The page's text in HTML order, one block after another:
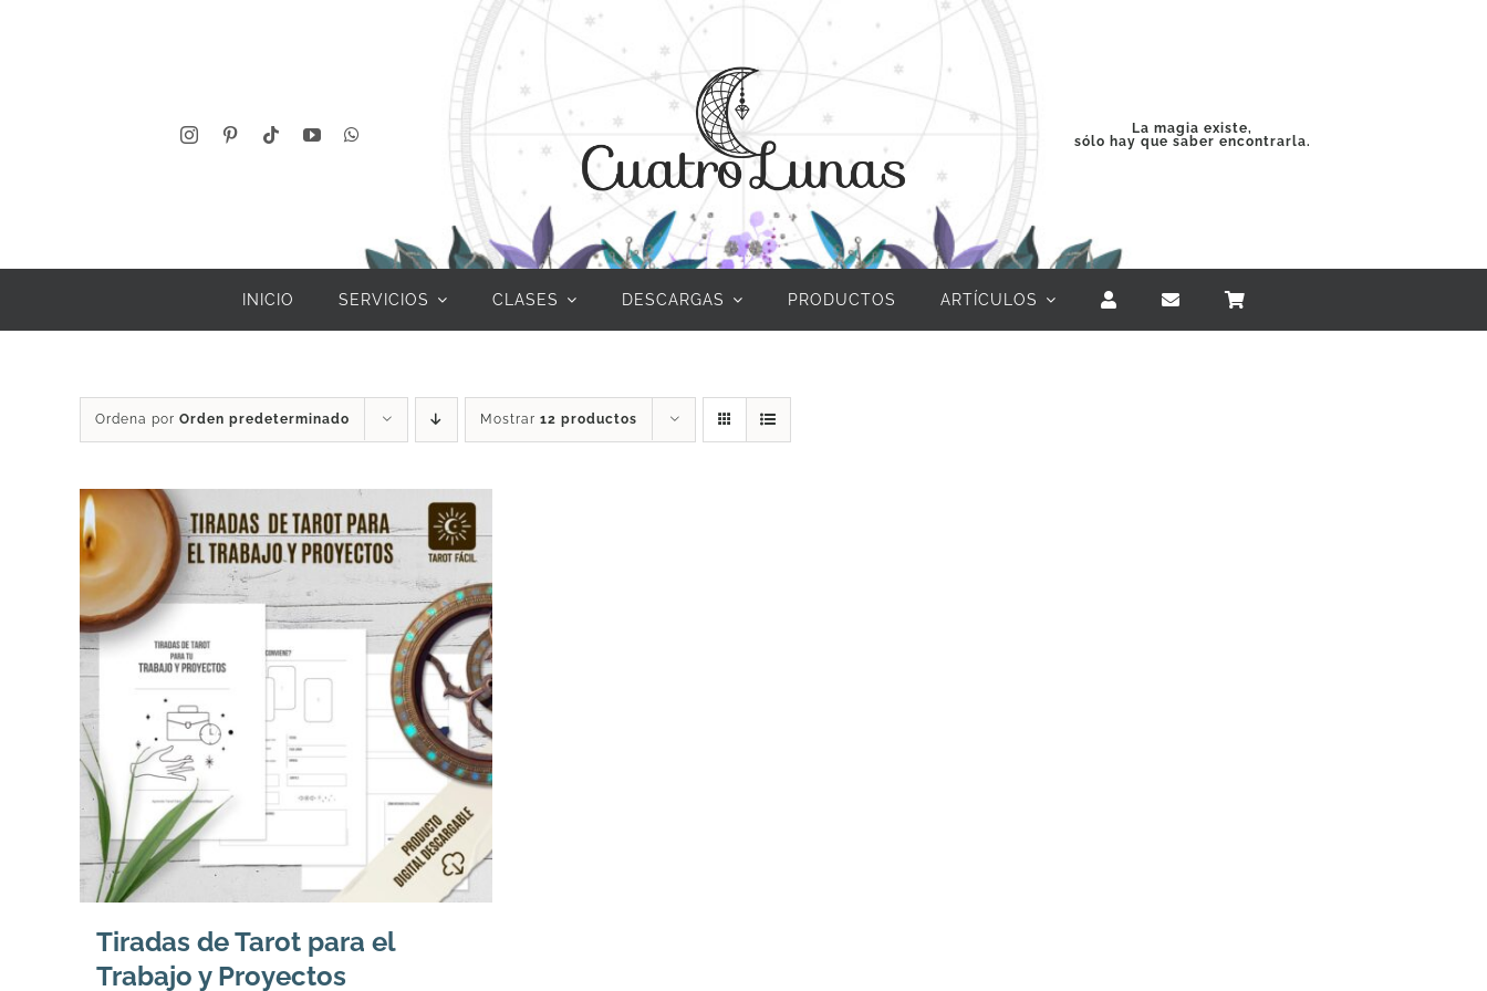
La magia existe,
sólo hay que saber encontrarla.
INICIO SERVICIOS CLASES DESCARGAS PRODUCTOS ARTÍCULOS
Ordena por Orden predeterminado Mostrar 12 productos
Tiradas de Tarot para el
Trabajo y Proyectos